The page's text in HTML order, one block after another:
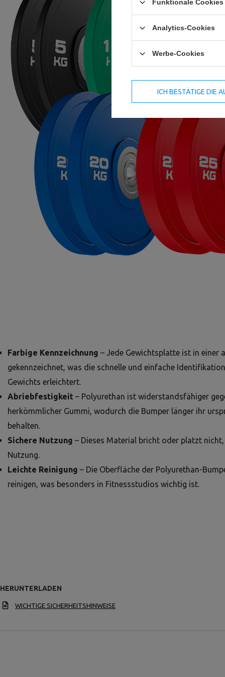
Farbige Kennzeichnung – Jede Gewichtsplatte ist in einer
gekennzeichnet, was die schnelle und einfache
Gewichts erleichtert.
Abriebfestigkeit – Polyurethan ist widerstandsfähiger
herkömmlicher Gummi, wodurch die Bumper länger ihr
behalten.
Sichere Nutzung – Dieses Material bricht oder platzt
Nutzung.
Leichte Reinigung – Die Oberfläche der Polyurethan-
reinigen, was besonders in Fitnessstudios wichtig ist.
HERUNTERLADEN
WICHTIGE SICHERHEITSHINWEISE
Funktionale
Analytics-Cookies
Werbe-Cookies
ICH BESTÄTIGE DIE